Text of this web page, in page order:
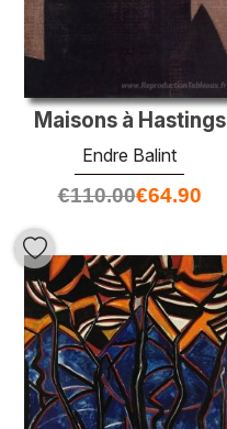
Maisons à Hastings
Endre Balint
€110.00€64.90